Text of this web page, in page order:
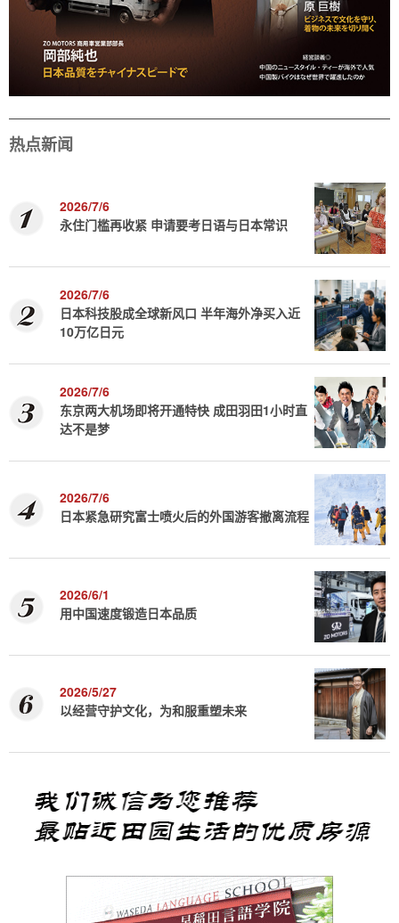
热点新闻
2026/7/6
永住门槛再收紧 申请要考日语与日本常识
2026/7/6
日本科技股成全球新风口 半年海外净买入近
10万亿日元
2026/7/6
东京两大机场即将开通特快 成田羽田1小时直
达不是梦
2026/7/6
日本紧急研究富士喷火后的外国游客撤离流程
2026/6/1
用中国速度锻造日本品质
2026/5/27
以经营守护文化，为和服重塑未来